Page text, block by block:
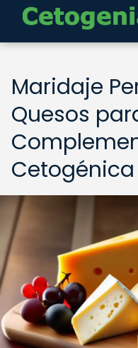
Maridaje
Quesos
Cetogénica